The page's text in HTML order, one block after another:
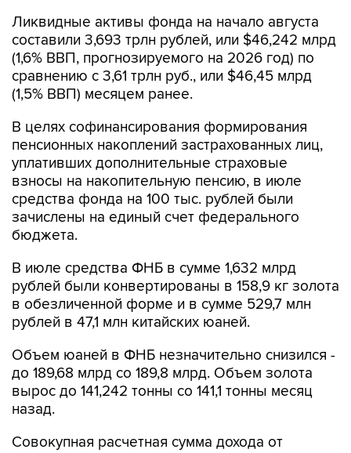
Ликвидные активы фонда на начало августа
составили 3,693 трлн рублей, или $46,242 млрд
(1,6% ВВП, прогнозируемого на 2026 год) по
сравнению с 3,61 трлн руб., или $46,45 млрд
(1,5% ВВП) месяцем ранее.
В целях софинансирования формирования
пенсионных накоплений застрахованных лиц,
уплативших дополнительные страховые
взносы на накопительную пенсию, в июле
средства фонда на 100 тыс. рублей были
зачислены на единый счет федерального
бюджета.
В июле средства ФНБ в сумме 1,632 млрд
рублей были конвертированы в 158,9 кг золота
в обезличенной форме и в сумме 529,7 млн
рублей в 47,1 млн китайских юаней.
Объем юаней в ФНБ незначительно снизился -
до 189,68 млрд со 189,8 млрд. Объем золота
вырос до 141,242 тонны со 141,1 тонны месяц
назад.
Совокупная расчетная сумма дохода от